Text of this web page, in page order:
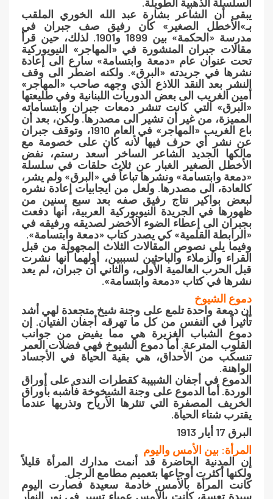
يبقى أن الشاعر بشارة عبد الله الخوري الملقب
بـ»الأخطل الصغير» كان رفيق صف جبران في
مدرسة «الحكمة» بين 1899 و1901. لذلك، حين قرأ
مقالات جبران المنشورة في «المهاجر» النيويوركية
تحت عنوان عام «دمعة وابتسامة» سارع الى إعادة
نشرها في جريدته «البرق». ولكنه اضطر الى وقف
النشر بعد النقد اللاذع الذي وجهه صاحب «المهاجر»
أمين الغريب الى بعض الدوريات اللبنانية وفي طليعتها
«البرق» التي كانت تنشر دمعات جبران وابتساماته
المميزة، من غير أن تشير الى مصدرها. ولكن، بعد أن
باع الغريب «المهاجر» في العام 1910، وتوقف جبران
عن نشر أي حرف فيها لأنه كان على خصومة مع
مالكها الجديد الشاعر الساخر أسعد رستم، نفض
الأخطل الصغير الغبار عن ثلاث حلقات في سلسلة
«دمعة وابتسامة» ونشرها تباعاً في «البرق» ولم يشر،
كالعادة، الى مصدرها. ولعل من ايجابيات إعادة نشره
لبعض بواكير نتاج رفيق صفه بعد سبع سنين من
ظهورها في الجريدة النيويوركية العربية، أنها دفعت
بجبران الى إعطاء الضوء الأخضر لصديقه ورفيقه في
«الرابطة القلمية» كي يصدر كتاب «دمعة وابتسامة».
وفيما يلي نصوص المقالات الثلاث المجهولة من قبل
القراء والزملاء والباحثين لسببين، أولهما أنها نشرت
قبل الحرب العالمية الأولى، والثاني أن جبران، لم يعد
نشرها في كتاب «دمعة وابتسامة».
دموع الشيوخ
إن دمعة واحدة تلمع على وجنة شيخ متجعدة لهي أشد
تأثيراً في النفس من كل ما تهرقه أجفان الفتيان. إن
دموع الشباب الغزيرة هي مما يفيض من جوانب
القلوب المترعة. أما دموع الشيوخ فهي فضلات العمر
تنسكب من الأحداق، هي بقية الحياة في الأجساد
الواهنة.
الدموع في أجفان الشبيبة كقطرات الندى على أوراق
الوردة. أما الدموع على وجنة الشيخوخة فأشبه بأوراق
الخريف المصفرة التي تنثرها الأرياح وتذريها عندما
يقترب شتاء الحياة.
البرق 17 أيار 1913
المرأة: بين الأمس واليوم
إن المدنية الحاضرة قد أنمت مدارك المرأة قليلاً
ولكنها أكثرت أوجاعها بتعميم مطامع الرجل.
كانت المرأة بالأمس خادمة سعيدة فصارت اليوم
سيدة تعسة، كانت بالأمس عمياء تسير في نور النهار